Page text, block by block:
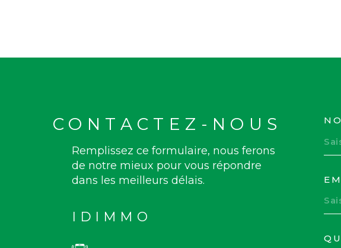
CONTACTEZ-NOUS
Remplissez ce formulaire, nous ferons
de notre mieux pour vous répondre
dans les meilleurs délais.
IDIMMO